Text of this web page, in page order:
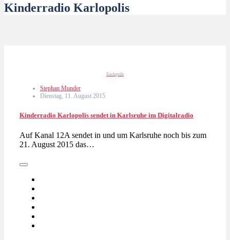
Kinderradio Karlopolis
Karlopolis
Stephan Munder
Dienstag, 11. August 2015
Kinderradio Karlopolis sendet in Karlsruhe im Digitalradio
Auf Kanal 12A sendet in und um Karlsruhe noch bis zum
21. August 2015 das…